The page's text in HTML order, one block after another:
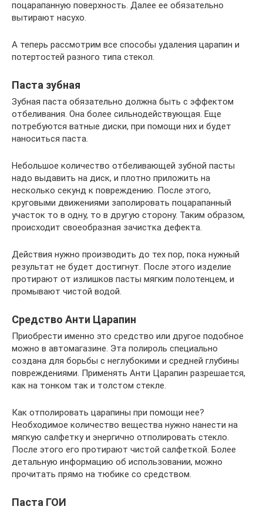
поцарапанную поверхность. Далее ее обязательно
вытирают насухо.
А теперь рассмотрим все способы удаления царапин и
потертостей разного типа стекол.
Паста зубная
Зубная паста обязательно должна быть с эффектом
отбеливания. Она более сильнодействующая. Еще
потребуются ватные диски, при помощи них и будет
наноситься паста.
Небольшое количество отбеливающей зубной пасты
надо выдавить на диск, и плотно приложить на
несколько секунд к повреждению. После этого,
круговыми движениями заполировать поцарапанный
участок то в одну, то в другую сторону. Таким образом,
происходит своеобразная зачистка дефекта.
Действия нужно производить до тех пор, пока нужный
результат не будет достигнут. После этого изделие
протирают от излишков пасты мягким полотенцем, и
промывают чистой водой.
Средство Анти Царапин
Приобрести именно это средство или другое подобное
можно в автомагазине. Эта полироль специально
создана для борьбы с неглубокими и средней глубины
повреждениями. Применять Анти Царапин разрешается,
как на тонком так и толстом стекле.
Как отполировать царапины при помощи нее?
Необходимое количество вещества нужно нанести на
мягкую салфетку и энергично отполировать стекло.
После этого его протирают чистой салфеткой. Более
детальную информацию об использовании, можно
прочитать прямо на тюбике со средством.
Паста ГОИ